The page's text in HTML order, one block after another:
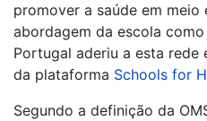
promover a saúde em meio
abordagem da escola
Portugal aderiu a esta rede
da plataforma Schools for
Segundo a definição da